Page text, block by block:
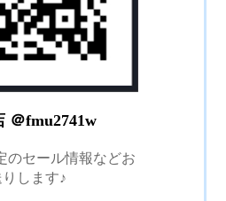
＠fmu2741w
のセール情報などお
します♪